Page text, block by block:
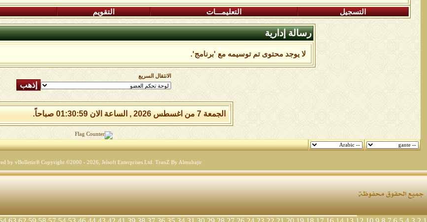
التسجيل التعليمـــات التقويم
رسالة إدارية
لا يوجد محتوى تم توسيمه مع 'برنامج'.
الانتقال السريع
الجمعة 7 من اغسطس 2026 , الساعة الان 01:30:59 صباحاً.
by vBulletin® Copyright ©2000 - 2026, Jelsoft Enterprises Ltd. TranZ By Almuhajir